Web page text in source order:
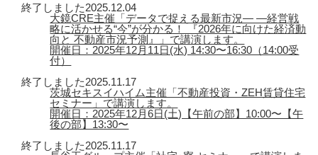
終了しました2025.12.04
大鏡CRE主催「データで捉える最新市況― ―経営戦
略に活かせる“今”が分かる！ 『2026年に向けた経済動
向と 不動産市況予測』」で講演します。
開催日：2025年12月11日(水) 14:30〜16:30（14:00受
付）
終了しました2025.11.17
茨城セキスイハイム主催「不動産投資・ZEH賃貸住宅
セミナー」で講演します。
開催日：2025年12月6日(土)【午前の部】10:00〜【午
後の部】13:30〜
終了しました2025.11.17